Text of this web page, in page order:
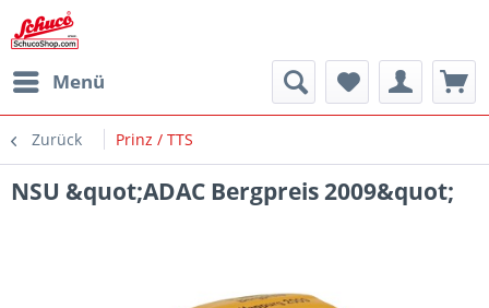
Menü
Zurück Prinz / TTS
NSU &quot;ADAC Bergpreis 2009&quot;